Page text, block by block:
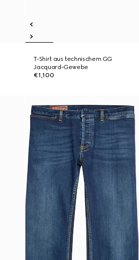
T-Shirt aus technischem GG
Jacquard-Gewebe
€1,100